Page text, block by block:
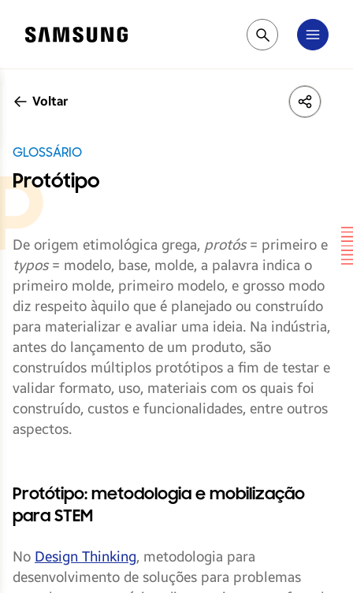
Samsung Pesquisar
Voltar LinkedIn
Share
GLOSSÁRIO
Protótipo
De origem etimológica grega, protós= primeiro e
typos= modelo, base, molde, a palavra indica o
primeiro molde, primeiro modelo, e grosso modo
diz respeito àquilo que é planejado ou construído
para materializar e avaliar uma ideia. Na indústria,
antes do lançamento de um produto, são
construídos múltiplos protótipos a fim de testar e
validar formato, uso, materiais com os quais foi
construído, custos e funcionalidades, entre outros
aspectos.
Protótipo: metodologia e mobilização
para STEM
No Design Thinking, metodologia para
desenvolvimento de soluções para problemas